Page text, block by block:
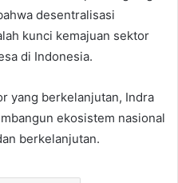
desentralisasi
kunci kemajuan sektor
di Indonesia.
yang berkelanjutan, Indra
ekosistem nasional
berkelanjutan.